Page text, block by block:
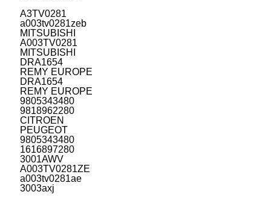
A3TV0281
a003tv0281zeb
MITSUBISHI
A003TV0281
MITSUBISHI
DRA1654
REMY EUROPE
DRA1654
REMY EUROPE
9805343480
9818962280
CITROEN
PEUGEOT
9805343480
1616897280
3001AWV
A003TV0281ZE
a003tv0281ae
3003axj